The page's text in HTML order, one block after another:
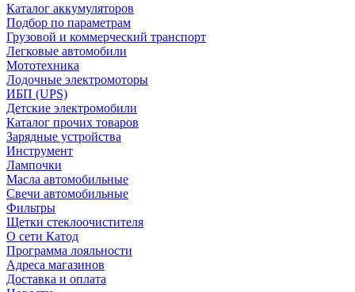
Каталог аккумуляторов
Подбор по параметрам
Грузовой и коммерческий транспорт
Легковые автомобили
Мототехника
Лодочные электромоторы
ИБП (UPS)
Детские электромобили
Каталог прочих товаров
Зарядные устройства
Инструмент
Лампочки
Масла автомобильные
Свечи автомобильные
Фильтры
Щетки стеклоочистителя
О сети Катод
Программа лояльности
Адреса магазинов
Доставка и оплата